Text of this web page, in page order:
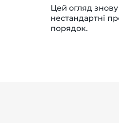
Цей огляд знову
нестандартні
порядок.